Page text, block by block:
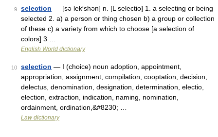
9 selection — [sə lek′shən] n. [L selectio] 1. a selecting or being
selected 2. a) a person or thing chosen b) a group or collection
of these c) a variety from which to choose [a selection of
colors] 3 …
English World dictionary
10 selection — I (choice) noun adoption, appointment,
appropriation, assignment, compilation, cooptation, decision,
delectus, denomination, designation, determination, electio,
election, extraction, indication, naming, nomination,
ordainment, ordination,&#8230; …
Law dictionary